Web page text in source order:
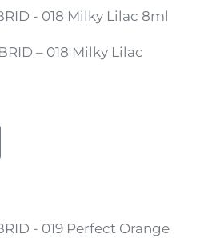
– 018 Milky Lilac